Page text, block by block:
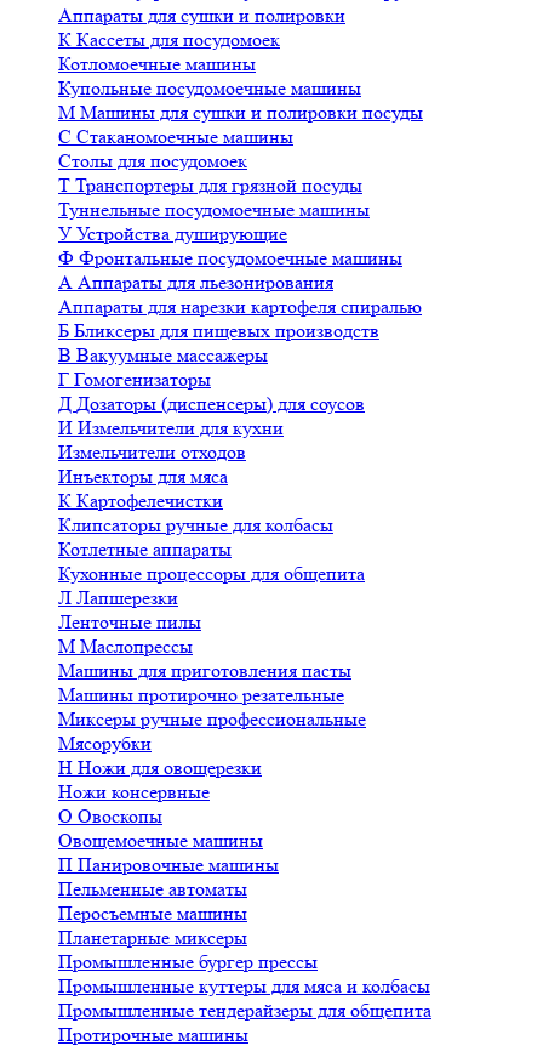
Аппараты для сушки и полировки
К Кассеты для посудомоек
Котломоечные машины
Купольные посудомоечные машины
М Машины для сушки и полировки посуды
С Стаканомоечные машины
Столы для посудомоек
Т Транспортеры для грязной посуды
Туннельные посудомоечные машины
У Устройства душирующие
Ф Фронтальные посудомоечные машины
А Аппараты для льезонирования
Аппараты для нарезки картофеля спиралью
Б Бликсеры для пищевых производств
В Вакуумные массажеры
Г Гомогенизаторы
Д Дозаторы (диспенсеры) для соусов
И Измельчители для кухни
Измельчители отходов
Инъекторы для мяса
К Картофелечистки
Клипсаторы ручные для колбасы
Котлетные аппараты
Кухонные процессоры для общепита
Л Лапшерезки
Ленточные пилы
М Маслопрессы
Машины для приготовления пасты
Машины протирочно резательные
Миксеры ручные профессиональные
Мясорубки
Н Ножи для овощерезки
Ножи консервные
О Овоскопы
Овощемоечные машины
П Панировочные машины
Пельменные автоматы
Перосъемные машины
Планетарные миксеры
Промышленные бургер прессы
Промышленные куттеры для мяса и колбасы
Промышленные тендерайзеры для общепита
Протирочные машины